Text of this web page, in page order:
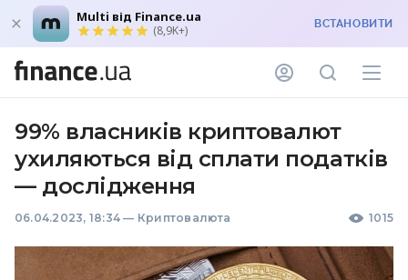
Multi від Finance.ua
(8,9K+) ВСТАНОВИТИ
99% власників криптовалют
ухиляються від сплати податків
— дослідження
06.04.2023, 18:34 — Криптовалюта 1015